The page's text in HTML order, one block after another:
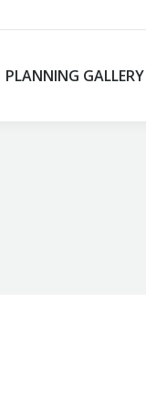
PLANNING GALLERY
PLANNING GALLERY